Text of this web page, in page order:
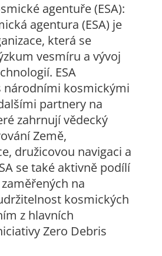
agentuře (ESA):
agentura (ESA) je
která se
vesmíru a vývoj
ESA
národními kosmickými
partnery na
zahrnují vědecký
Země,
družicovou navigaci a
se také aktivně podílí
na
kosmických
z hlavních
Zero Debris